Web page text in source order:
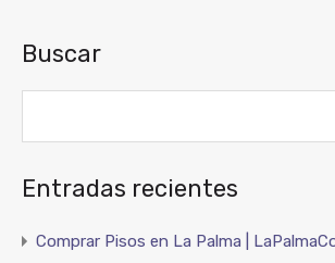
Buscar
Entradas recientes
Comprar Pisos en La Palma |